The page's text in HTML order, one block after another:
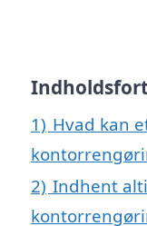
1) Hvad kan
2) Indhent